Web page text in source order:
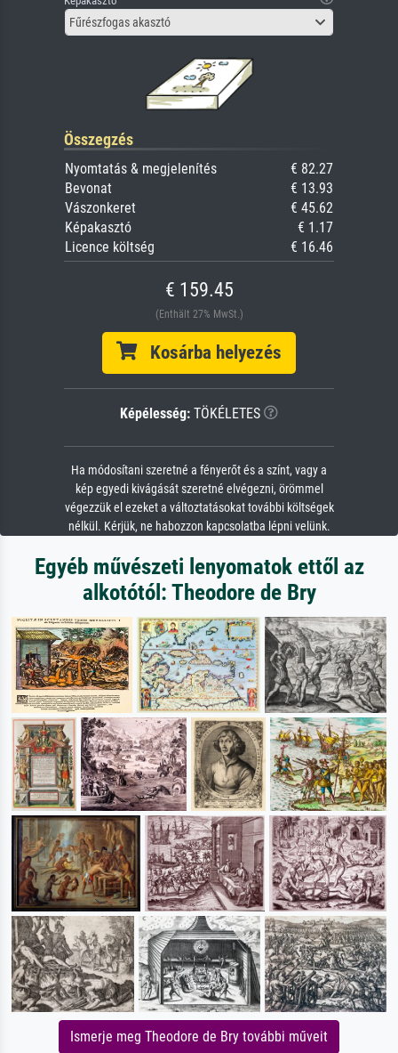
Fűrészfogas akasztó
Összegzés
Nyomtatás & megjelenítés
€ 82.27
Bevonat
€ 13.93
Vászonkeret
€ 45.62
Képakasztó
€ 1.17
Licence költség
€ 16.46
€ 159.45
(Enthält 27% MwSt.)
Kosárba helyezés
Képélesség: TÖKÉLETES
Ha módosítani szeretné a fényerőt és a színt, vagy a
kép egyedi kivágását szeretné elvégezni, örömmel
végezzük el ezeket a változtatásokat további költségek
nélkül. Kérjük, ne habozzon kapcsolatba lépni velünk.
Egyéb művészeti lenyomatok ettől az
alkotótól: Theodore de Bry
Ismerje meg Theodore de Bry további műveit